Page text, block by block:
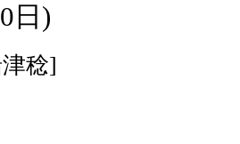
日)
稔]